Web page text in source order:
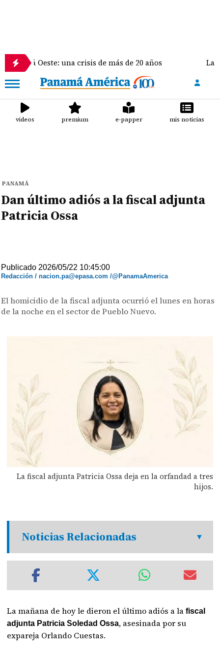
Oeste: una crisis de más de 20 años La
videos premium e-papper mis noticias
PANAMÁ
Dan último adiós a la fiscal adjunta
Patricia Ossa
Publicado 2026/05/22 10:45:00
Redacción / nacion.pa@epasa.com /@PanamaAmerica
El homicidio de la fiscal adjunta ocurrió el lunes en horas
de la noche en el sector de Pueblo Nuevo.
La fiscal adjunta Patricia Ossa deja en la orfandad a tres
hijos.
Noticias Relacionadas
La mañana de hoy le dieron el último adiós a lafiscal
adjunta Patricia Soledad Ossa, asesinada por su
expareja Orlando Cuestas.